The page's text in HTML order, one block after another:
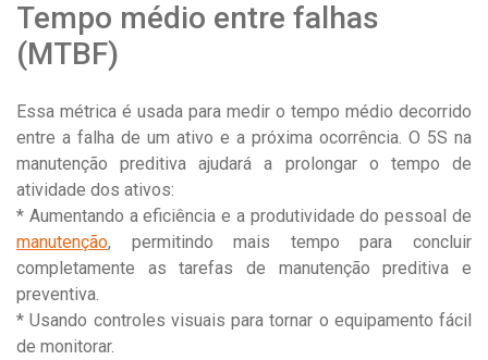
Tempo médio entre falhas
(MTBF)
Essa métrica é usada para medir o tempo médio decorrido
entre a falha de um ativo e a próxima ocorrência. O 5S na
manutenção preditiva ajudará a prolongar o tempo de
atividade dos ativos:
* Aumentando a eficiência e a produtividade do pessoal de
manutenção, permitindo mais tempo para concluir
completamente as tarefas de manutenção preditiva e
preventiva.
* Usando controles visuais para tornar o equipamento fácil
de monitorar.